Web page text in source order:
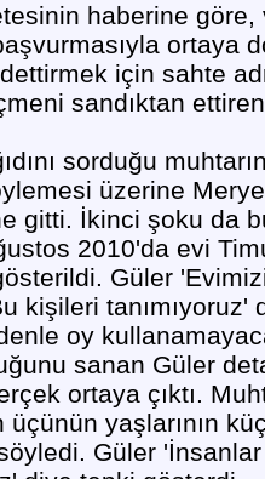
haberine göre,
ortaya
için sahte
sandıktan
sorduğu
üzerine
gitti. İkinci şoku da
2010'da evi
Güler
kişileri
oy
sanan Güler
ortaya çıktı.
üçünün yaşlarının
Güler 'İnsanlar